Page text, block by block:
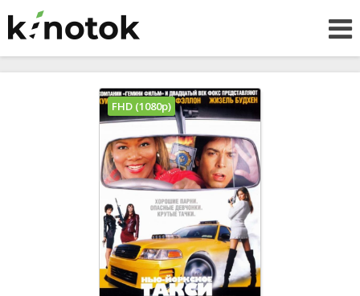
FHD (1080p)